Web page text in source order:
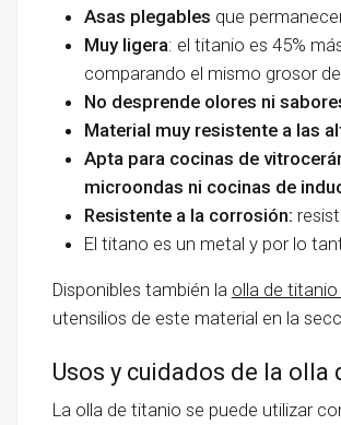
Asas plegables que
Muy ligera: el titanio es 45%
comparando el mismo grosor de
No desprende olores ni
Material muy resistente a las
Apta para cocinas de
microondas ni cocinas de
Resistente a la corrosión:
El titano es un metal y por lo
Disponibles también la olla de titanio
utensilios de este material en la
Usos y cuidados de la olla
La olla de titanio se puede utilizar